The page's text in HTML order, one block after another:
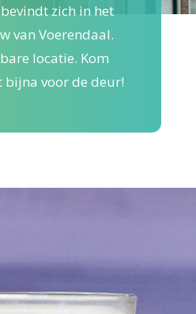
zich in het
van Voerendaal.
locatie. Kom
bijna voor de deur!